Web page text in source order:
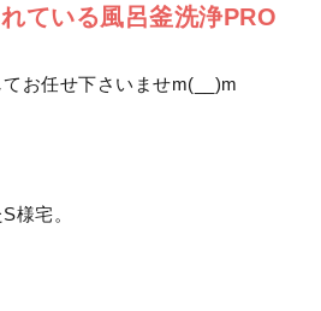
ている風呂釜洗浄PRO
お任せ下さいませm(__)m
様宅。